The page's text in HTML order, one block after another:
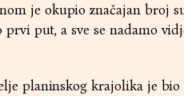
je okupio značajan broj
put, a sve se nadamo
planinskog krajolika je